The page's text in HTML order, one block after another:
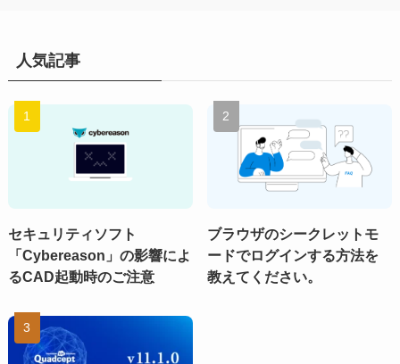
人気記事
セキュリティソフト
「Cybereason」の影響によ
るCAD起動時のご注意
ブラウザのシークレットモ
ードでログインする方法を
教えてください。